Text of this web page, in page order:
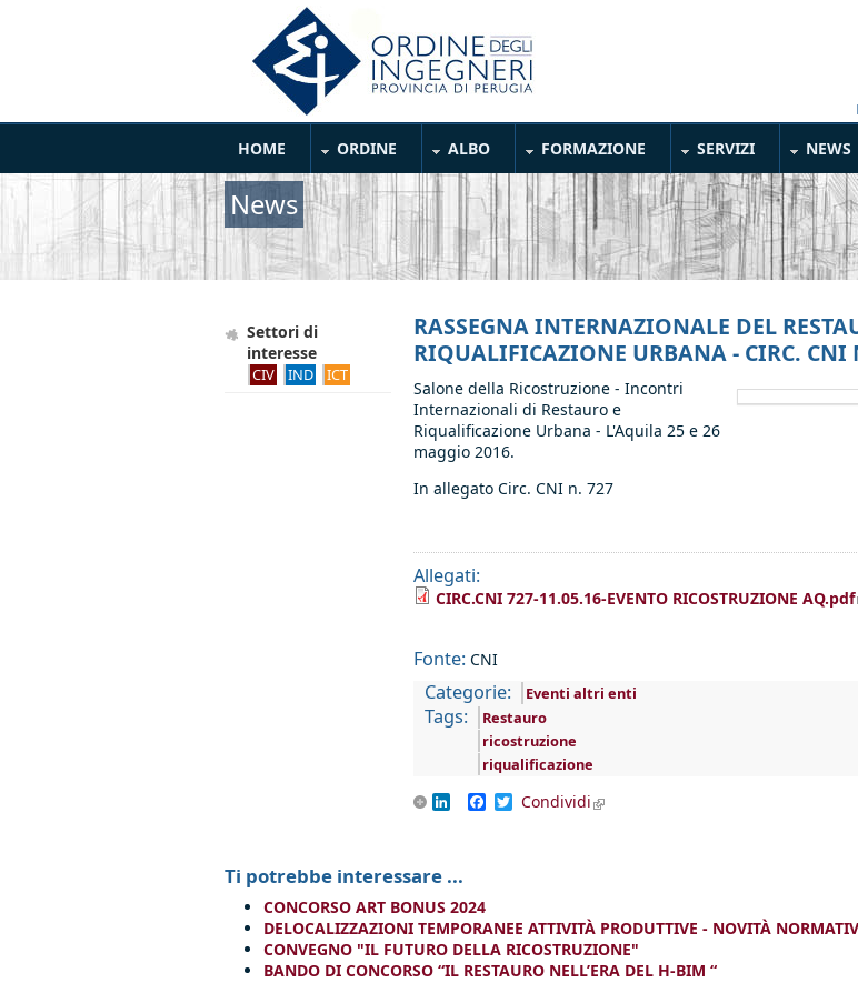
Main Menu
HOME ORDINE ALBO FORMAZIONE SERVIZI NEWS
News
Settori di
interesse
CIV IND ICT
RASSEGNA INTERNAZIONALE DEL
RIQUALIFICAZIONE URBANA - CIRC. CNI
Salone della Ricostruzione - Incontri
Internazionali di Restauro e
Riqualificazione Urbana - L'Aquila 25 e 26
maggio 2016.
In allegato Circ. CNI n. 727
Allegati:
CIRC.CNI 727-11.05.16-EVENTO RICOSTRUZIONE AQ.pdf
Fonte: CNI
Categorie: Eventi altri enti
Tags:
Restauro
ricostruzione
riqualificazione
LinkedInFacebook
Twitter
Condividi(link is external)
Ti potrebbe interessare ...
CONCORSO ART BONUS 2024
DELOCALIZZAZIONI TEMPORANEE ATTIVITÀ PRODUTTIVE - NOVITÀ
CONVEGNO "IL FUTURO DELLA RICOSTRUZIONE"
BANDO DI CONCORSO “IL RESTAURO NELL’ERA DEL H-BIM “